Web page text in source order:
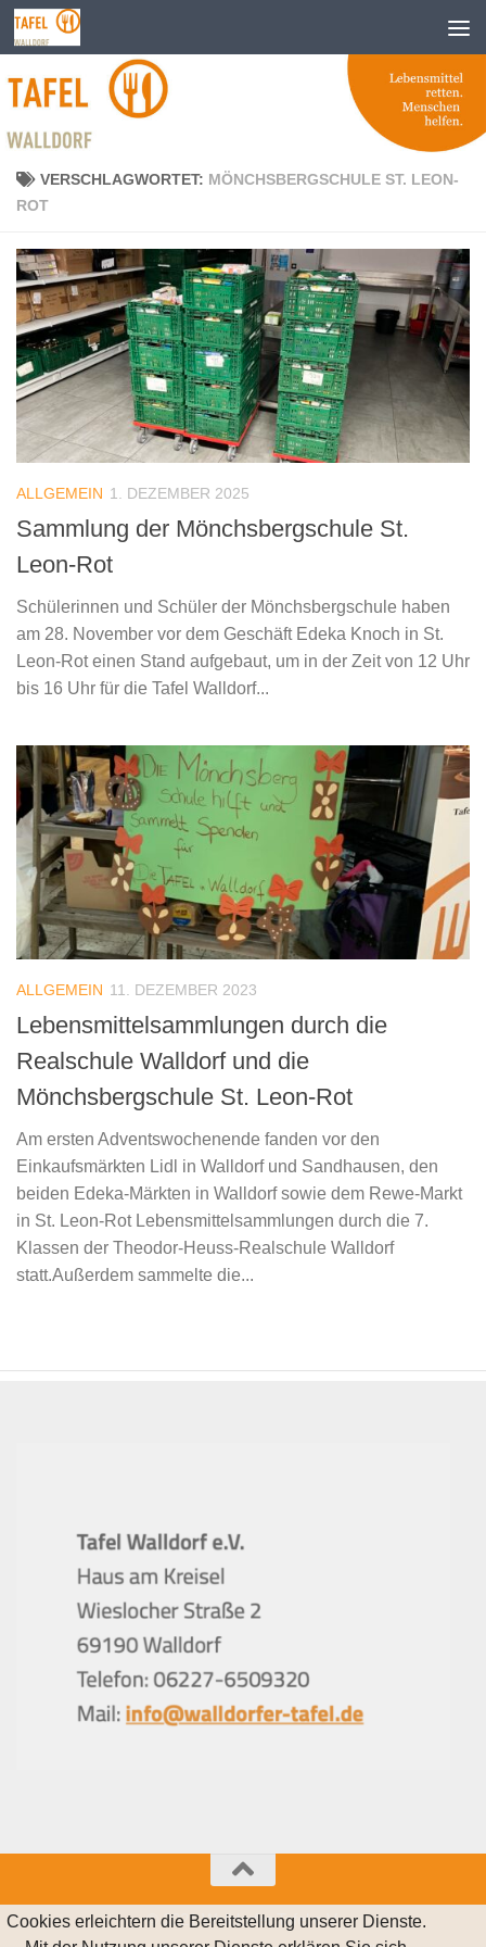
Zum Inhalt springen
VERSCHLAGWORTET: MÖNCHSBERGSCHULE ST. LEON-
ROT
ALLGEMEIN 1. DEZEMBER 2025
Sammlung der Mönchsbergschule St.
Leon-Rot
Schülerinnen und Schüler der Mönchsbergschule haben
am 28. November vor dem Geschäft Edeka Knoch in St.
Leon-Rot einen Stand aufgebaut, um in der Zeit von 12 Uhr
bis 16 Uhr für die Tafel Walldorf...
ALLGEMEIN 11. DEZEMBER 2023
Lebensmittelsammlungen durch die
Realschule Walldorf und die
Mönchsbergschule St. Leon-Rot
Am ersten Adventswochenende fanden vor den
Einkaufsmärkten Lidl in Walldorf und Sandhausen, den
beiden Edeka-Märkten in Walldorf sowie dem Rewe-Markt
in St. Leon-Rot Lebensmittelsammlungen durch die 7.
Klassen der Theodor-Heuss-Realschule Walldorf
statt.Außerdem sammelte die...
© 2021 Walldorfer Tafel e.V.
Cookies erleichtern die Bereitstellung unserer Dienste.